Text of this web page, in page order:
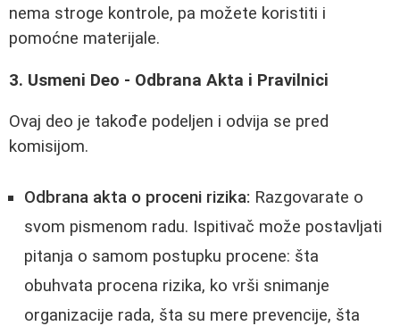
nema stroge kontrole, pa možete koristiti i
pomoćne materijale.
3. Usmeni Deo - Odbrana Akta i Pravilnici
Ovaj deo je takođe podeljen i odvija se pred
komisijom.
Odbrana akta o proceni rizika: Razgovarate o
svom pismenom radu. Ispitivač može postavljati
pitanja o samom postupku procene: šta
obuhvata procena rizika, ko vrši snimanje
organizacije rada, šta su mere prevencije, šta